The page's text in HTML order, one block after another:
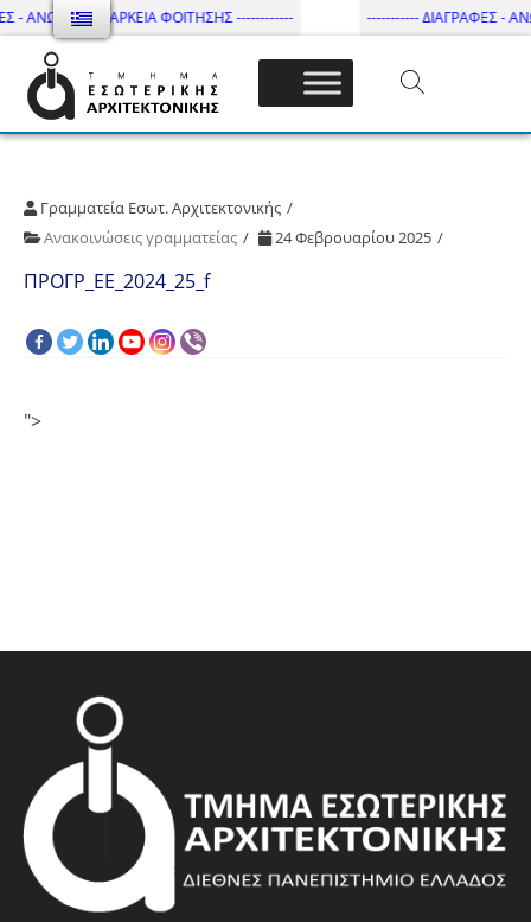
- ΑΝΩΤΑΤΗ ΔΙΑΡΚΕΙΑ ΦΟΙΤΗΣΗΣ ------------ ----------- ΔΙΑΓΡΑΦΕΣ -
Τμήμα Εσωτ. Αρχιτεκτονικής – ΔΙ.ΠΑ.Ε
Γραμματεία Εσωτ. Αρχιτεκτονικής
Ανακοινώσεις γραμματείας
24 Φεβρουαρίου 2025
ΠΡΟΓΡ_ΕΕ_2024_25_f
">